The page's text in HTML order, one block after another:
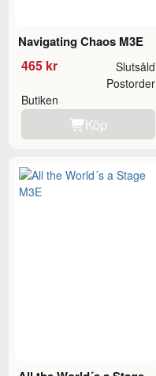
Navigating Chaos M3E
465 kr Slutsåld
Butiken
Postorder
Köp